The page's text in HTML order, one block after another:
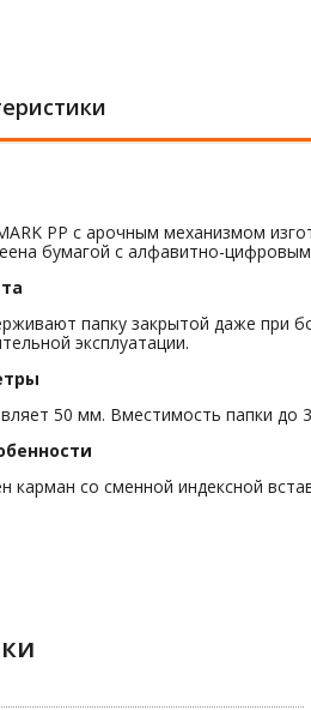
РР с арочным механизмом
бумагой с алфавитно-
папку закрытой даже при
эксплуатации.
50 мм. Вместимость папки до
карман со сменной индексной